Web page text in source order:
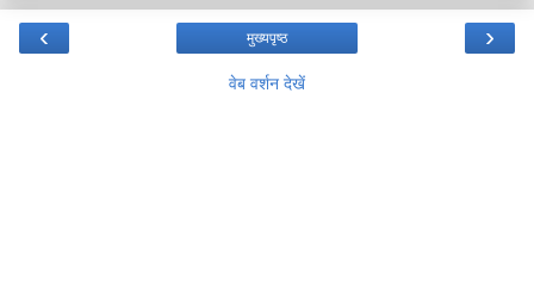
‹ ›
मुख्यपृष्ठ
वेब वर्शन देखें